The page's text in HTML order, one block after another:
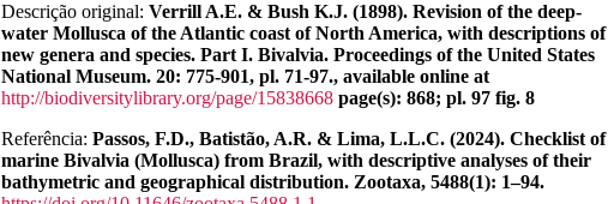
Descrição original: Verrill A.E. & Bush K.J. (1898). Revision of the deep-
water Mollusca of the Atlantic coast of North America, with descriptions of
new genera and species. Part I. Bivalvia. Proceedings of the United States
National Museum. 20: 775-901, pl. 71-97., available online at
http://biodiversitylibrary.org/page/15838668 page(s): 868; pl. 97 fig. 8
Referência: Passos, F.D., Batistão, A.R. & Lima, L.L.C. (2024). Checklist of
marine Bivalvia (Mollusca) from Brazil, with descriptive analyses of their
bathymetric and geographical distribution. Zootaxa, 5488(1): 1–94.